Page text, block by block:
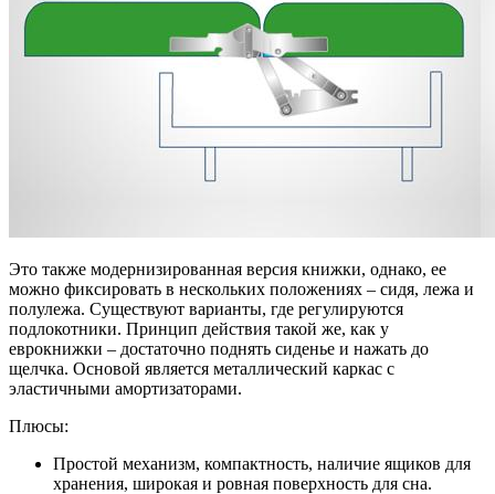
Это также модернизированная версия книжки, однако, ее
можно фиксировать в нескольких положениях – сидя, лежа и
полулежа. Существуют варианты, где регулируются
подлокотники. Принцип действия такой же, как у
еврокнижки – достаточно поднять сиденье и нажать до
щелчка. Основой является металлический каркас с
эластичными амортизаторами.
Плюсы:
Простой механизм, компактность, наличие ящиков для
хранения, широкая и ровная поверхность для сна.